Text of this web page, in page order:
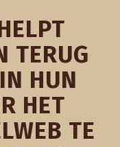
TERUG
HUN
HET
TE